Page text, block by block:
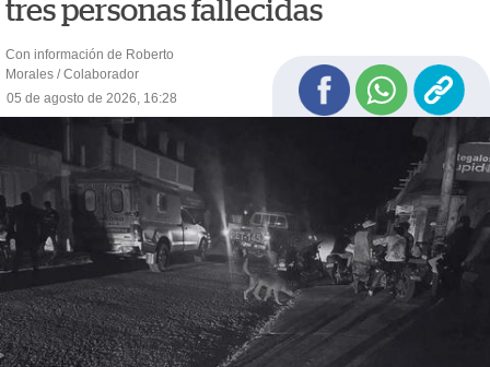
tres personas fallecidas
Con información de Roberto
Morales / Colaborador
05 de agosto de 2026, 16:28